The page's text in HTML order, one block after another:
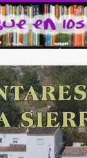
INICIO
CONTACTO